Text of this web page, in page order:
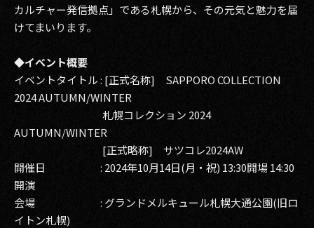
カルチャー発信拠点」である札幌から、その元気と魅力を届
けてまいります。
◆イベント概要
イベントタイトル : [正式名称] SAPPORO COLLECTION
2024 AUTUMN/WINTER
札幌コレクション 2024
AUTUMN/WINTER
[正式略称] サツコレ2024AW
開催日 : 2024年10月14日(月・祝) 13:30開場 14:30
開演
会場 : グランドメルキュール札幌大通公園(旧ロ
イトン札幌)